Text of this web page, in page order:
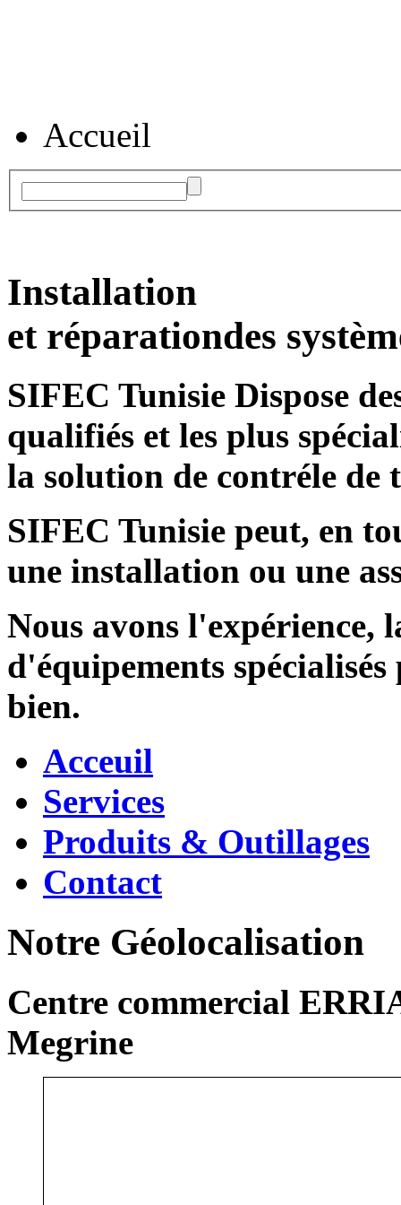
Accueil
Installation
et réparationdes
SIFEC Tunisie Dispose
qualifiés et les plus
la solution de contréle de
SIFEC Tunisie peut, en
une installation ou une
Nous avons l'expérience,
d'équipements
bien.
Acceuil
Services
Produits & Outillages
Contact
Notre Géolocalisation
Centre commercial
Megrine